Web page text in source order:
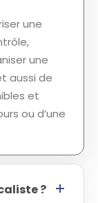
une
une
aussi de
et
ou d’une
?